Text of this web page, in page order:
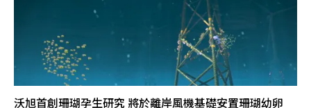
沃旭首創珊瑚孕生研究 將於離岸風機基礎安置珊瑚幼卵